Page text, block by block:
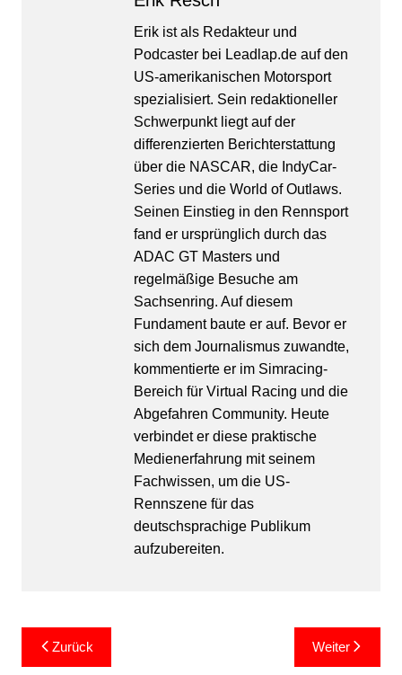
Erik ist als Redakteur und
Podcaster bei Leadlap.de auf den
US-amerikanischen Motorsport
spezialisiert. Sein redaktioneller
Schwerpunkt liegt auf der
differenzierten Berichterstattung
über die NASCAR, die IndyCar-
Series und die World of Outlaws.
Seinen Einstieg in den Rennsport
fand er ursprünglich durch das
ADAC GT Masters und
regelmäßige Besuche am
Sachsenring. Auf diesem
Fundament baute er auf. Bevor er
sich dem Journalismus zuwandte,
kommentierte er im Simracing-
Bereich für Virtual Racing und die
Abgefahren Community. Heute
verbindet er diese praktische
Medienerfahrung mit seinem
Fachwissen, um die US-
Rennszene für das
deutschsprachige Publikum
aufzubereiten.
Beitragsnavigation
Zurück Weiter